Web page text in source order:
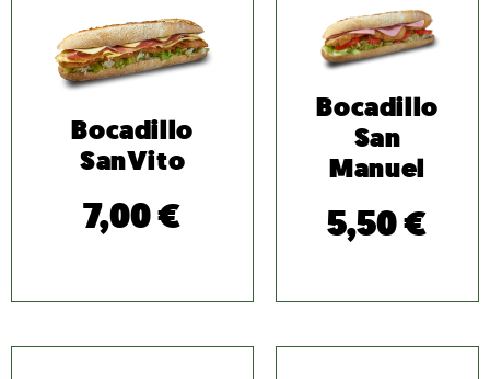
Bocadillo
SanVito
7,00€
Bocadillo
San
Manuel
5,50€